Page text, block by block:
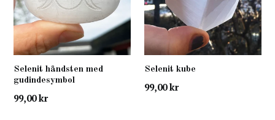
Selenit håndsten med
gudindesymbol
normal
99,00 kr
Selenit kube
normal
99,00 kr